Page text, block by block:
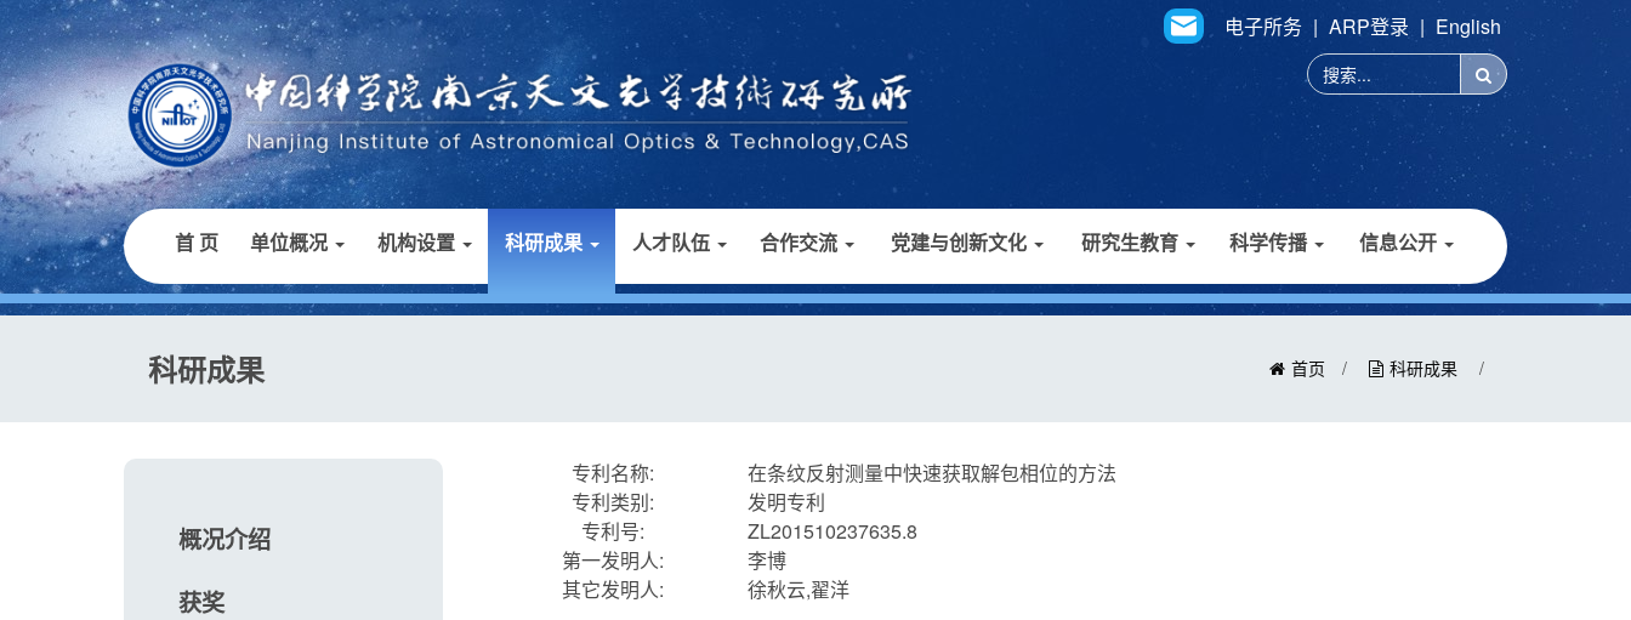
电子所务 | ARP登录 | English
首 页 单位概况 机构设置 科研成果 人才队伍 合作交流 党建与创新文化 研究生教育 科学传播 信息公开
科研成果 首页 / 科研成果 /
概况介绍
获奖
专利名称:
在条纹反射测量中快速获取解包相位的方法
专利类别:
发明专利
专利号:
ZL201510237635.8
第一发明人:
李博
其它发明人:
徐秋云,翟洋